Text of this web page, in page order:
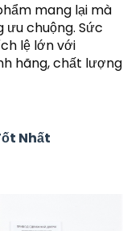
mang lại mà
chuộng. Sức
lệ lớn với
hãng, chất lượng
Nhất